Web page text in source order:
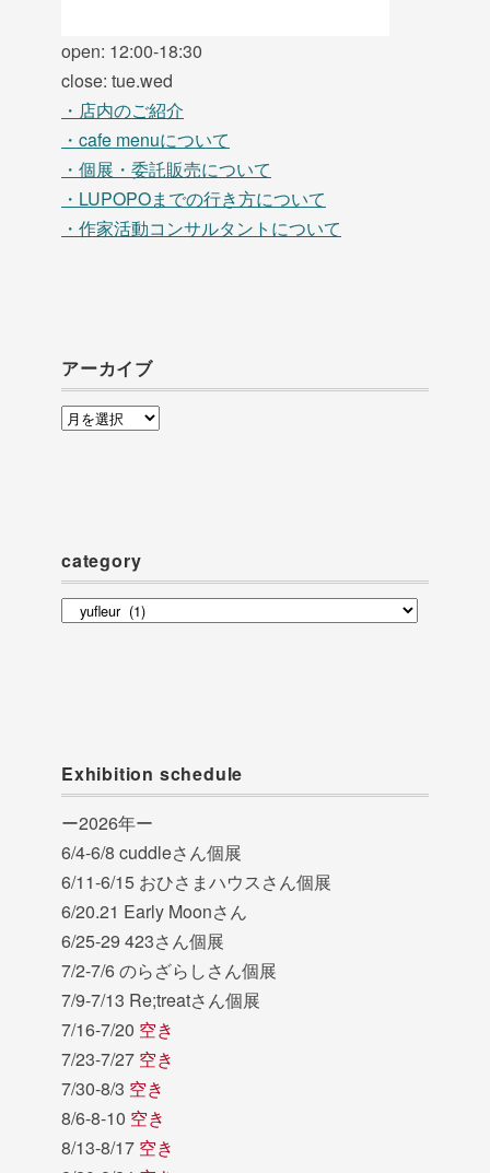
open: 12:00-18:30
close: tue.wed
・店内のご紹介
・cafe menuについて
・個展・委託販売について
・LUPOPOまでの行き方について
・作家活動コンサルタントについて
アーカイブ
ア
category
category
Exhibition schedule
ー2026年ー
6/4-6/8 cuddleさん個展
6/11-6/15 おひさまハウスさん個展
6/20.21 Early Moonさん
6/25-29 423さん個展
7/2-7/6 のらざらしさん個展
7/9-7/13 Re;treatさん個展
7/16-7/20 空き
7/23-7/27 空き
7/30-8/3 空き
8/6-8-10 空き
8/13-8/17 空き